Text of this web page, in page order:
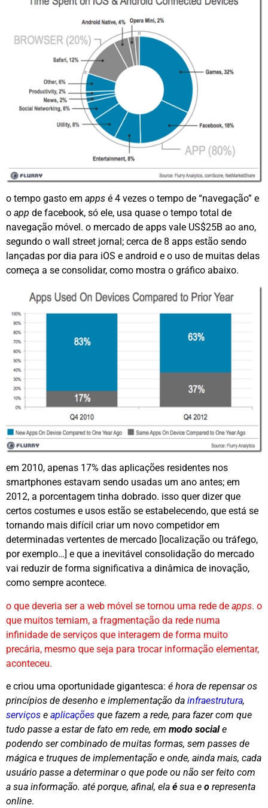
o tempo gasto em apps é 4 vezes o tempo de “navegação” e
o app de facebook, só ele, usa quase o tempo total de
navegação móvel. o mercado de apps vale US$25B ao ano,
segundo o wall street jornal; cerca de 8 apps estão sendo
lançadas por dia para iOS e android e o uso de muitas delas
começa a se consolidar, como mostra o gráfico abaixo.
em 2010, apenas 17% das aplicações residentes nos
smartphones estavam sendo usadas um ano antes; em
2012, a porcentagem tinha dobrado. isso quer dizer que
certos costumes e usos estão se estabelecendo, que está se
tornando mais difícil criar um novo competidor em
determinadas vertentes de mercado [localização ou tráfego,
por exemplo…] e que a inevitável consolidação do mercado
vai reduzir de forma significativa a dinâmica de inovação,
como sempre acontece.
o que deveria ser a web móvel se tornou uma rede de apps. o
que muitos temiam, a fragmentação da rede numa
infinidade de serviços que interagem de forma muito
precária, mesmo que seja para trocar informação elementar,
aconteceu.
e criou uma oportunidade gigantesca: é hora de repensar os
princípios de desenho e implementação da infraestrutura,
serviços e aplicações que fazem a rede, para fazer com que
tudo passe a estar de fato em rede, em modo sociale
podendo ser combinado de muitas formas, sem passes de
mágica e truques de implementação e onde, ainda mais, cada
usuário passe a determinar o que pode ou não ser feito com
a sua informação. até porque, afinal, ela é sua e o representa
online.